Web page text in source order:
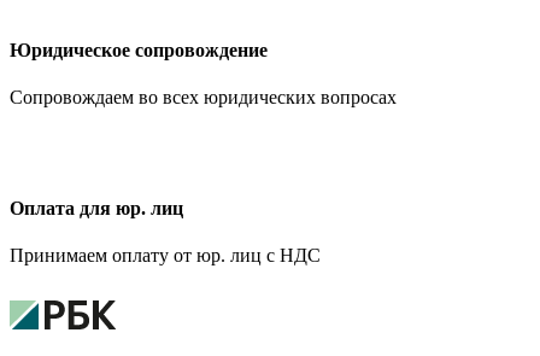
Юридическое сопровождение
Сопровождаем во всех юридических вопросах
Оплата для юр. лиц
Принимаем оплату от юр. лиц с НДС